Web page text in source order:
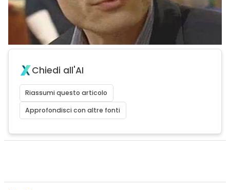
Chiedi all'AI
Riassumi questo articolo
Approfondisci con altre fonti